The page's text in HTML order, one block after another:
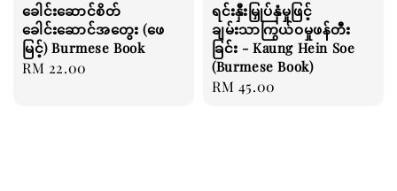
ခေါင်းဆောင်စိတ်
ခေါင်းဆောင်အတွေး (ဖေ
မြင့်) Burmese Book
Regular
RM 22.00
ရင်းနှီးမြှုပ်နှံမှုဖြင့်
ချမ်းသာကြွယ်ဝမှုဖန်တီး
ခြင်း - Kaung Hein Soe
(Burmese Book)
Regular
RM 45.00